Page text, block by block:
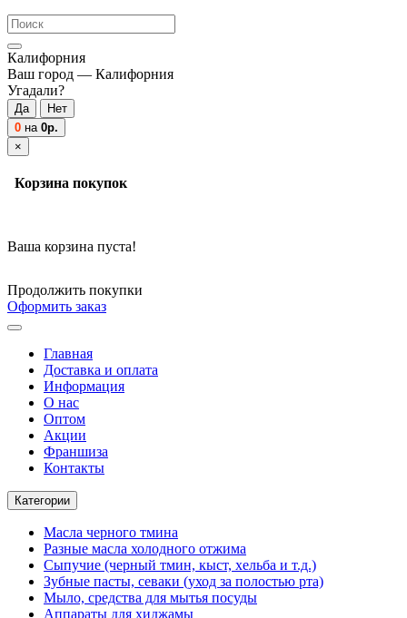
Калифорния
Ваш город — Калифорния
Угадали?
0 на 0р.
×
Корзина покупок
Ваша корзина пуста!
Продолжить покупки
Оформить заказ
Главная
Доставка и оплата
Информация
О нас
Оптом
Акции
Франшиза
Контакты
Категории
Масла черного тмина
Разные масла холодного отжима
Сыпучие (черный тмин, кыст, хельба и т.д.)
Зубные пасты, севаки (уход за полостью рта)
Мыло, средства для мытья посуды
Аппараты для хиджамы